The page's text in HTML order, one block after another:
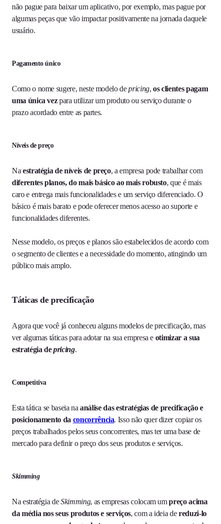
não pague para baixar um aplicativo, por exemplo, mas pague por
algumas peças que vão impactar positivamente na jornada daquele
usuário.
Pagamento único
Como o nome sugere, neste modelo depricing,os clientes pagam
uma única vezpara utilizar um produto ou serviço durante o
prazo acordado entre as partes.
Níveis de preço
Na estratégia de níveis de preço, a empresa pode trabalhar com
diferentes planos, do mais básico ao mais robusto, que é mais
caro e entrega mais funcionalidades e um serviço diferenciado. O
básico é mais barato e pode oferecer menos acesso ao suporte e
funcionalidades diferentes.
Nesse modelo, os preços e planos são estabelecidos de acordo com
o segmento de clientes e a necessidade do momento, atingindo um
público mais amplo.
Táticas de precificação
Agora que você já conheceu alguns modelos de precificação, mas
ver algumas táticas para adotar na sua empresa e otimizar a sua
estratégia depricing.
Competitiva
Esta tática se baseia naanálise das estratégias de precificação e
posicionamento da concorrência. Isso não quer dizer copiar os
preços trabalhados pelos seus concorrentes, mas ter uma base de
mercado para definir o preço dos seus produtos e serviços.
Skimming
Na estratégia deSkimming, as empresas colocam umpreço acima
da média nos seus produtos e serviços, com a ideia dereduzi-lo